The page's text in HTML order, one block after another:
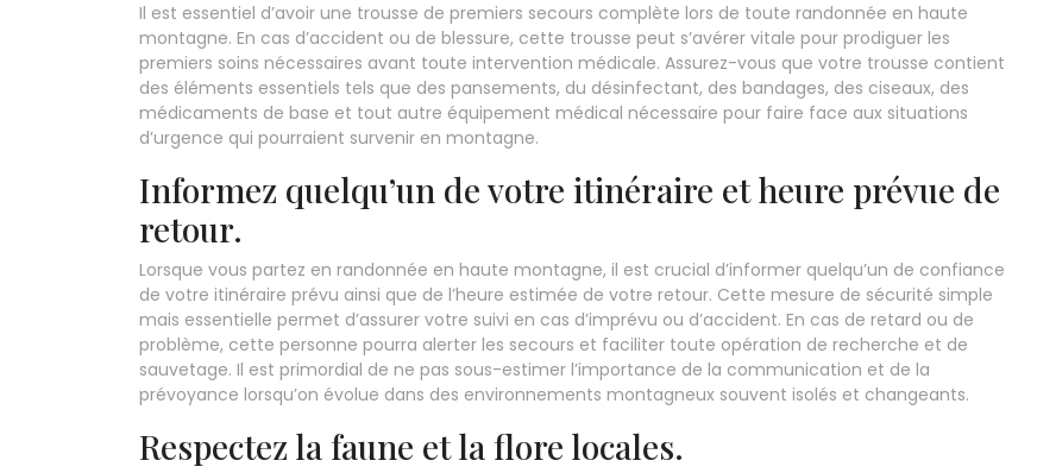
Il est essentiel d’avoir une trousse de premiers secours complète lors de toute randonnée en haute
montagne. En cas d’accident ou de blessure, cette trousse peut s’avérer vitale pour prodiguer les
premiers soins nécessaires avant toute intervention médicale. Assurez-vous que votre trousse contient
des éléments essentiels tels que des pansements, du désinfectant, des bandages, des ciseaux, des
médicaments de base et tout autre équipement médical nécessaire pour faire face aux situations
d’urgence qui pourraient survenir en montagne.
Informez quelqu’un de votre itinéraire et heure prévue de
retour.
Lorsque vous partez en randonnée en haute montagne, il est crucial d’informer quelqu’un de confiance
de votre itinéraire prévu ainsi que de l’heure estimée de votre retour. Cette mesure de sécurité simple
mais essentielle permet d’assurer votre suivi en cas d’imprévu ou d’accident. En cas de retard ou de
problème, cette personne pourra alerter les secours et faciliter toute opération de recherche et de
sauvetage. Il est primordial de ne pas sous-estimer l’importance de la communication et de la
prévoyance lorsqu’on évolue dans des environnements montagneux souvent isolés et changeants.
Respectez la faune et la flore locales.